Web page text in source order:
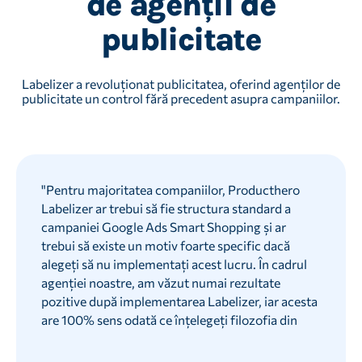
publicitate
Labelizer a revoluționat publicitatea, oferind agenților de
publicitate un control fără precedent asupra campaniilor.
"Pentru majoritatea companiilor, Producthero
Labelizer ar trebui să fie structura standard a
campaniei Google Ads Smart Shopping și ar
trebui să existe un motiv foarte specific dacă
alegeți să nu implementați acest lucru. În cadrul
agenției noastre, am văzut numai rezultate
pozitive după implementarea Labelizer, iar acesta
are 100% sens odată ce înțelegeți filozofia din